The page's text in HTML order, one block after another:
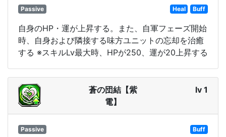
Passive Heal Buff
自身のHP・運が上昇する。また、自軍フェーズ開始
時、自身および隣接する味方ユニットの忘却を治癒
する ※スキルLv最大時、HPが250、運が20上昇する
蒼の団結【紫
電】
lv 1
Passive Buff